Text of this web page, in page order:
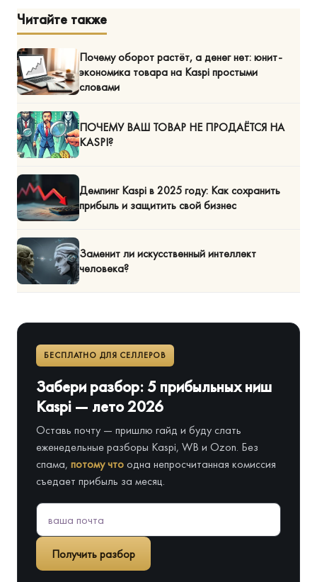
Читайте также
Почему оборот растёт, а денег нет: юнит-
экономика товара на Kaspi простыми
словами
ПОЧЕМУ ВАШ ТОВАР НЕ ПРОДАЁТСЯ НА
KASPI?
Демпинг Kaspi в 2025 году: Как сохранить
прибыль и защитить свой бизнес
Заменит ли искусственный интеллект
человека?
БЕСПЛАТНО ДЛЯ СЕЛЛЕРОВ
Забери разбор: 5 прибыльных ниш
Kaspi — лето 2026
Оставь почту — пришлю гайд и буду слать
еженедельные разборы Kaspi, WB и Ozon. Без
спама, потому чтоодна непросчитанная комиссия
съедает прибыль за месяц.
Получить разбор